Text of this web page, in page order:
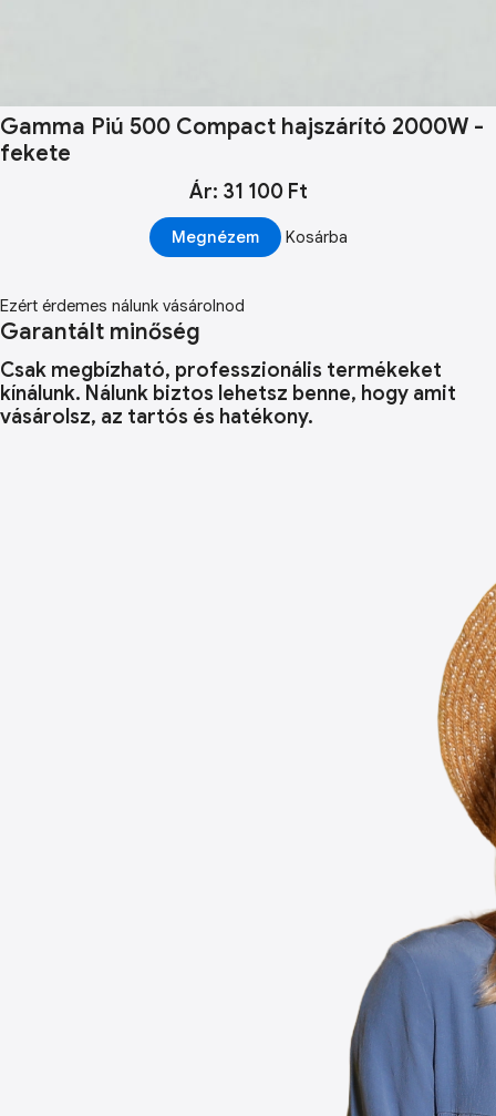
Gamma Piú 500 Compact hajszárító 2000W -
fekete
Ár: 31 100 Ft
Megnézem Kosárba
Ezért érdemes nálunk vásárolnod
Garantált minőség
Csak megbízható, professzionális termékeket
kínálunk. Nálunk biztos lehetsz benne, hogy amit
vásárolsz, az tartós és hatékony.